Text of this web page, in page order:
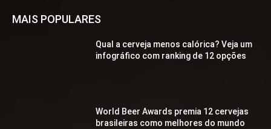
MAIS POPULARES
Qual a cerveja menos calórica? Veja um
infográfico com ranking de 12 opções
World Beer Awards premia 12 cervejas
brasileiras como melhores do mundo